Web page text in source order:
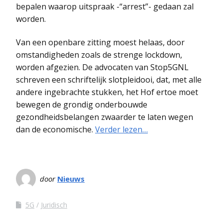
bepalen waarop uitspraak -“arrest”- gedaan zal
worden.
Van een openbare zitting moest helaas, door
omstandigheden zoals de strenge lockdown,
worden afgezien. De advocaten van Stop5GNL
schreven een schriftelijk slotpleidooi, dat, met alle
andere ingebrachte stukken, het Hof ertoe moet
bewegen de grondig onderbouwde
gezondheidsbelangen zwaarder te laten wegen
dan de economische. Verder lezen…
door Nieuws
5G
Juridisch